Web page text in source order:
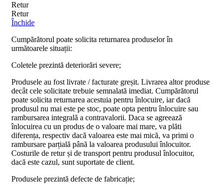
Retur
Retur
Închide
Cumpărătorul poate solicita returnarea produselor în
următoarele situații:
Coletele prezintă deteriorări severe;
Produsele au fost livrate / facturate greșit. Livrarea altor produse
decât cele solicitate trebuie semnalată imediat. Cumpărătorul
poate solicita returnarea acestuia pentru înlocuire, iar dacă
produsul nu mai este pe stoc, poate opta pentru înlocuire sau
rambursarea integrală a contravalorii. Daca se agreează
înlocuirea cu un produs de o valoare mai mare, va plăti
diferența, respectiv dacă valoarea este mai mică, va primi o
rambursare parțială până la valoarea produsului înlocuitor.
Costurile de retur și de transport pentru produsul înlocuitor,
dacă este cazul, sunt suportate de client.
Produsele prezintă defecte de fabricație;